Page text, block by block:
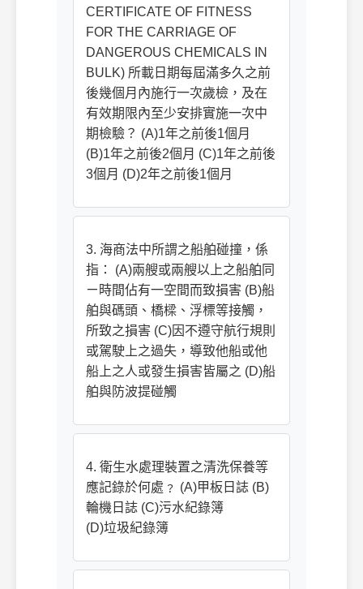
CERTIFICATE OF FITNESS
FOR THE CARRIAGE OF
DANGEROUS CHEMICALS IN
BULK) 所載日期每屆滿多久之前
後幾個月內施行一次歲檢，及在
有效期限內至少安排實施一次中
期檢驗？ (A)1年之前後1個月
(B)1年之前後2個月 (C)1年之前後
3個月 (D)2年之前後1個月
3. 海商法中所謂之船舶碰撞，係
指： (A)兩艘或兩艘以上之船舶同
ㄧ時間佔有一空間而致損害 (B)船
舶與碼頭、橋樑、浮標等接觸，
所致之損害 (C)因不遵守航行規則
或駕駛上之過失，導致他船或他
船上之人或發生損害皆屬之 (D)船
舶與防波提碰觸
4. 衛生水處理裝置之清洗保養等
應記錄於何處﹖ (A)甲板日誌 (B)
輪機日誌 (C)污水紀錄簿
(D)垃圾紀錄簿